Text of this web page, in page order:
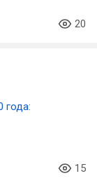
20
года:
15